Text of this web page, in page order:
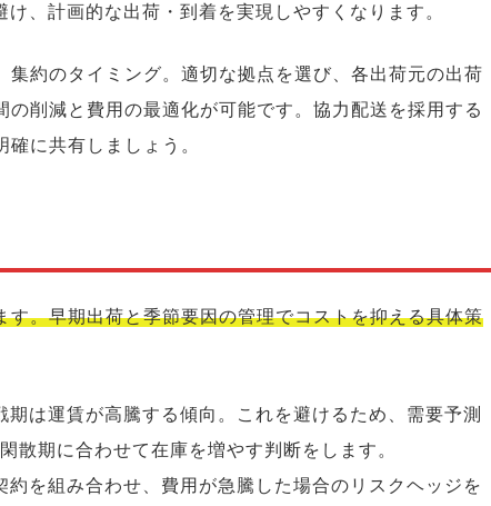
、計画的な出荷・到着を実現しやすくなります。
約のタイミング。適切な拠点を選び、各出荷元の出荷
削減と費用の最適化が可能です。協力配送を採用する
に共有しましょう。
。早期出荷と季節要因の管理でコストを抑える具体策
は運賃が高騰する傾向。これを避けるため、需要予測
散期に合わせて在庫を増やす判断をします。
を組み合わせ、費用が急騰した場合のリスクヘッジを